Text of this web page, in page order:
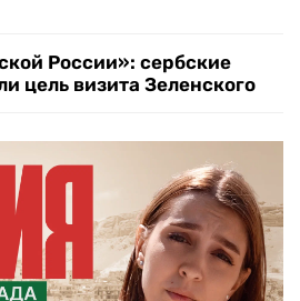
России»: сербские
цель визита Зеленского